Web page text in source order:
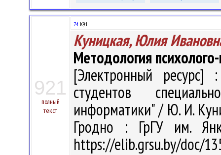
921
полный
текст
74 К91
Куницкая, Юлия
Методология
[Электронный ресурс]
студентов
информатики" / Ю. И.
Гродно : ГрГУ им.
https://elib.grsu.by/doc/